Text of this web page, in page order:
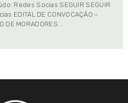
Redes Socias SEGUIR SEGUIR
EDITAL DE CONVOCAÇÃO –
DE MORADORES …